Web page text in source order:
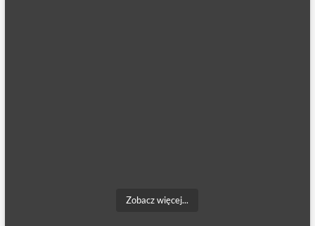
Zobacz więcej...